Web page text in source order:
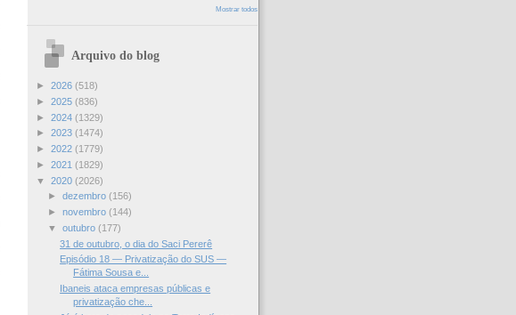
Mostrar todos
Arquivo do blog
► 2026 (518)
► 2025 (836)
► 2024 (1329)
► 2023 (1474)
► 2022 (1779)
► 2021 (1829)
▼ 2020 (2026)
► dezembro (156)
► novembro (144)
▼ outubro (177)
31 de outubro, o dia do Saci Pererê
Episódio 18 — Privatização do SUS —
Fátima Sousa e...
Ibaneis ataca empresas públicas e
privatização che...